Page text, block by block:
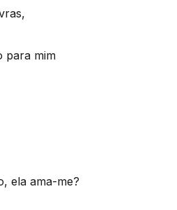
para mim
ela ama-me?